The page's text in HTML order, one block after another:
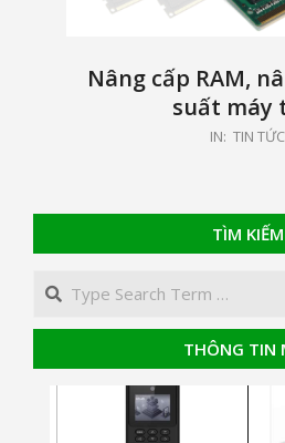
Nâng cấp RAM,
suất máy
IN: TIN TỨC
TÌM KIẾM
Search
THÔNG TIN